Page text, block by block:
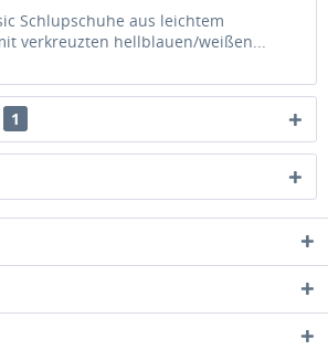
Schlupschuhe aus leichtem
verkreuzten hellblauen/weißen...
1